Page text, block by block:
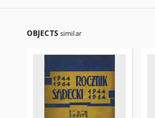
OBJECTS similar